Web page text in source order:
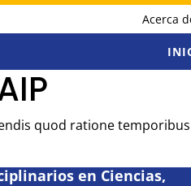
Acerca
quod ratione
en Ciencias,